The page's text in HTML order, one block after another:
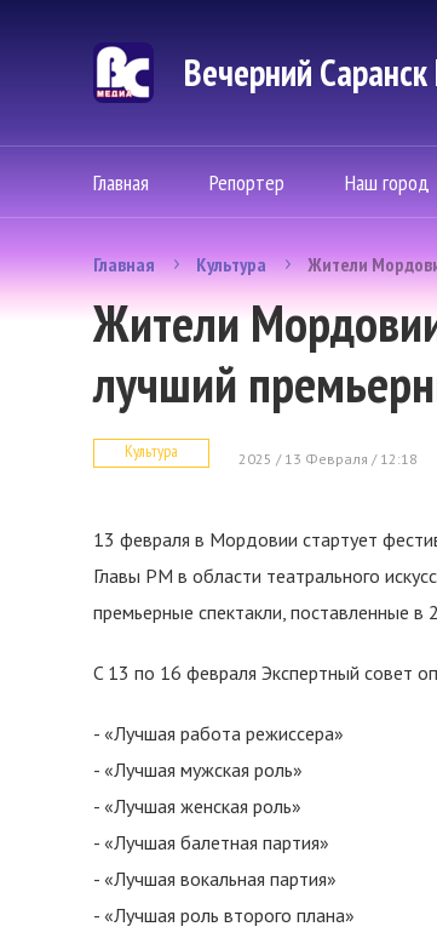
Вечерний
Главная Репортер Наш город
Главная Культура Жители
Жители
лучший
Культура 2025 / 13 Февраля / 12:18
13 февраля в Мордовии стартует
Главы РМ в области театрального
премьерные спектакли, поставленные в
C 13 по 16 февраля Экспертный совет
- «Лучшая работа режиссера»
- «Лучшая мужская роль»
- «Лучшая женская роль»
- «Лучшая балетная партия»
- «Лучшая вокальная партия»
- «Лучшая роль второго плана»